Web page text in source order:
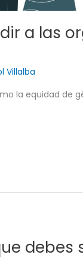
a las
Villalba
la equidad de
debes